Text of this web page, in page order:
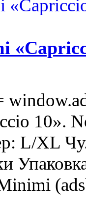
10».
L/XL